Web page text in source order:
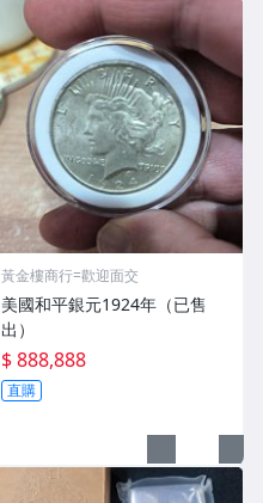
黃金樓商行=歡迎面交
美國和平銀元1924年（已售
出）
$ 888,888
直購